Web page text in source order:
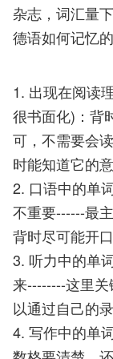
杂志，词汇量
德语如何记忆
1. 出现在阅读
很书面化)：背
可，不需要会
时能知道它的
2. 口语中的单
不重要------最
背时尽可能开
3. 听力中的单
来--------这里
以通过自己的
4. 写作中的单